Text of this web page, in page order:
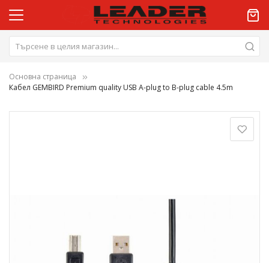
Основна страница
Кабел GEMBIRD Premium quality USB A-plug to B-plug cable 4.5m